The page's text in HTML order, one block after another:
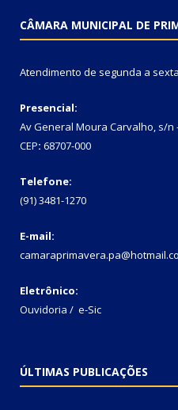
CÂMARA MUNICIPAL DE
Atendimento de segunda a
Presencial:
Av General Moura Carvalho, s/n
CEP: 68707-000
Telefone:
(91) 3481-1270
E-mail:
Eletrônico:
Ouvidoria / e-Sic
ÚLTIMAS PUBLICAÇÕES